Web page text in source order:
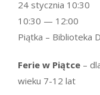
Ferie w Piątce –
wieku 7-12 lat
24 stycznia 10:30
10:30 — 12:00
Piątka – Biblioteka